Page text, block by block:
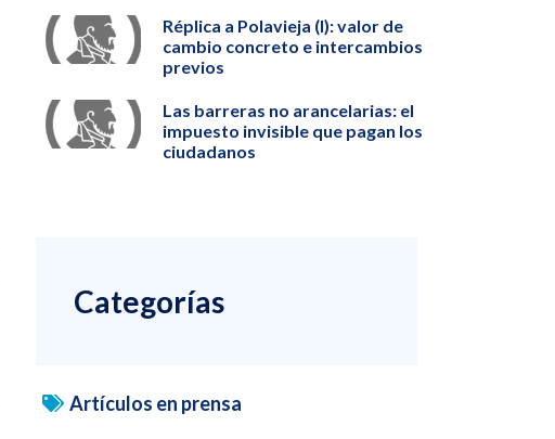
Réplica a Polavieja (I): valor de
cambio concreto e intercambios
previos
Las barreras no arancelarias: el
impuesto invisible que pagan los
ciudadanos
Categorías
Artículos en prensa